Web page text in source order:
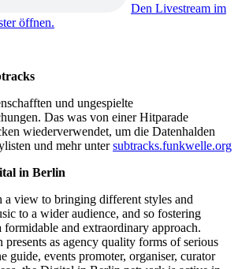
Den Livestream im
öffnen.
und ungespielte
Das was von einer Hitparade
wiederverwendet, um die Datenhalden
und mehr untersubtracks.funkwelle.org
in Berlin
view to bringing different styles and
to a wider audience, and so fostering
formidable and extraordinary approach.
as agency quality forms of serious
guide, events promoter, organiser, curator